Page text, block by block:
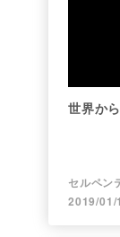
世界か
セルペン
2019/01/